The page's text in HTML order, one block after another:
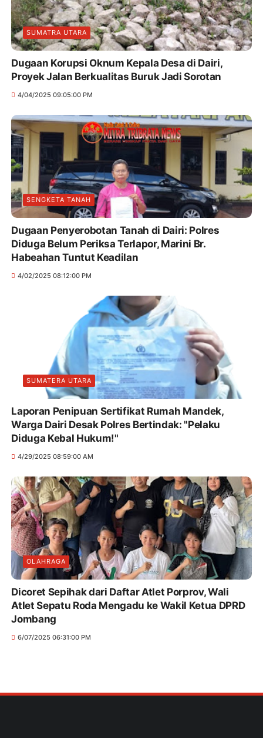
SUMATRA UTARA
Dugaan Korupsi Oknum Kepala Desa di Dairi,
Proyek Jalan Berkualitas Buruk Jadi Sorotan
4/04/2025 09:05:00 PM
SENGKETA TANAH
Dugaan Penyerobotan Tanah di Dairi: Polres
Diduga Belum Periksa Terlapor, Marini Br.
Habeahan Tuntut Keadilan
4/02/2025 08:12:00 PM
SUMATERA UTARA
Laporan Penipuan Sertifikat Rumah Mandek,
Warga Dairi Desak Polres Bertindak: "Pelaku
Diduga Kebal Hukum!"
4/29/2025 08:59:00 AM
OLAHRAGA
Dicoret Sepihak dari Daftar Atlet Porprov, Wali
Atlet Sepatu Roda Mengadu ke Wakil Ketua DPRD
Jombang
6/07/2025 06:31:00 PM